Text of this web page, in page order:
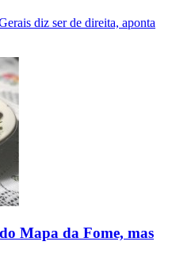
diz ser de direita, aponta
Mapa da Fome, mas